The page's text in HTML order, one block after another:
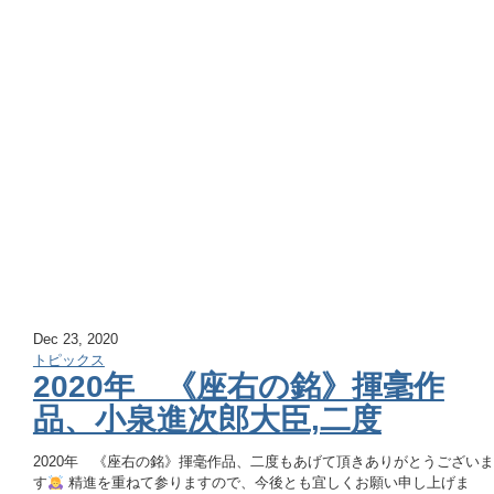
Dec 23, 2020
トピックス
2020年 《座右の銘》揮毫作
品、小泉進次郎大臣,二度
2020年 《座右の銘》揮毫作品、二度もあげて頂きありがとうございま
す
精進を重ねて参りますので、今後とも宜しくお願い申し上げま